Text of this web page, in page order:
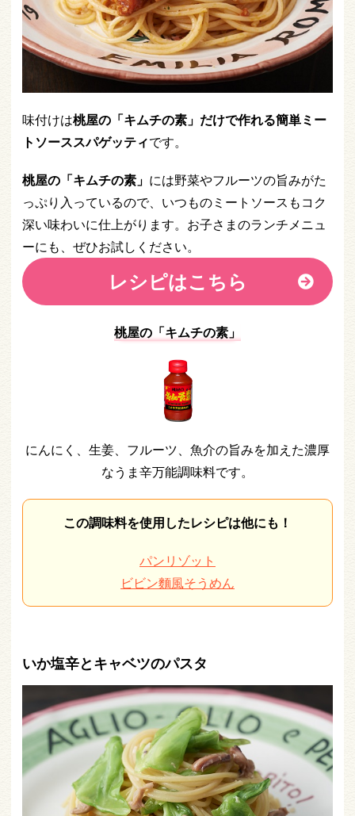
味付けは桃屋の「キムチの素」だけで作れる簡単ミー
トソーススパゲッティです。
桃屋の「キムチの素」 には野菜やフルーツの旨みがた
っぷり入っているので、いつものミートソースもコク
深い味わいに仕上がります。お子さまのランチメニュ
ーにも、ぜひお試しください。
レシピはこちら
桃屋の「キムチの素」
にんにく、生姜、フルーツ、魚介の旨みを加えた濃厚
なうま辛万能調味料です。
この調味料を使用したレシピは他にも！
パンリゾット
ビビン麵風そうめん
いか塩辛とキャベツのパスタ